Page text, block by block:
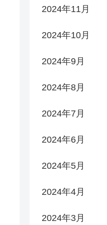
2024年11月
2024年10月
2024年9月
2024年8月
2024年7月
2024年6月
2024年5月
2024年4月
2024年3月